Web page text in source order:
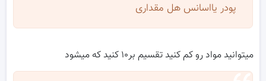
پودر یااسانس هل مقداری
میتوانید مواد رو کم کنید تقسیم بر۱۰ کنید که میشود